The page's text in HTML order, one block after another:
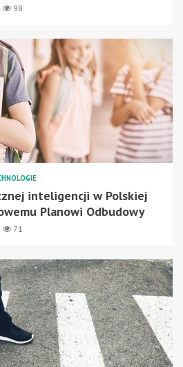
98
inteligencji w Polskiej
Planowi Odbudowy
71